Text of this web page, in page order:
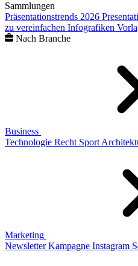
Sammlungen
Präsentationstrends 2026
zu vereinfachen Infografiken
Nach Branche
Business
Technologie Recht Sport
Marketing
Newsletter Kampagne Instagram